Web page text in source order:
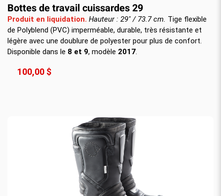
Bottes de travail cuissardes 29
Produit en liquidation. Hauteur : 29" / 73.7 cm. Tige flexible
de Polyblend (PVC) imperméable, durable, très résistante et
légère avec une doublure de polyester pour plus de confort.
Disponible dans le 8 et 9, modèle 2017.
100,00 $